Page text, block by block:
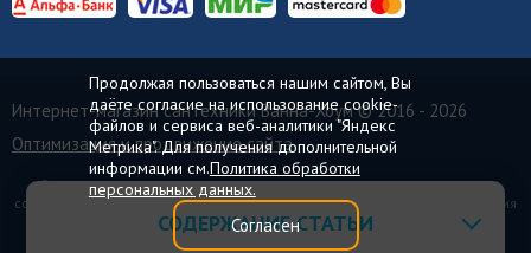
СОДЕРЖАНИЕ СТАТЬИ
Интернет-магазин сантехники Ванна-Хоум© 2016 - 2026
Оптимизация и продвижение сайта
Все торговые марки принадлежат их владельцам. Копирование
составляющих частей сайта в какой бы то ни было форме без разрешения
владельца авторских прав запрещено.
Продолжая пользоваться нашим сайтом, Вы
даёте согласие на использование cookie-
файлов и сервиса веб-аналитики "Яндекс
Метрика". Для получения дополнительной
информации см.Политика обработки
персональных данных.
Согласен